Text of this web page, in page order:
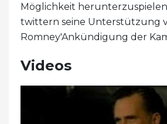
Möglichkeit
twittern seine Unterstützung
Romney'Ankündigung der
Videos